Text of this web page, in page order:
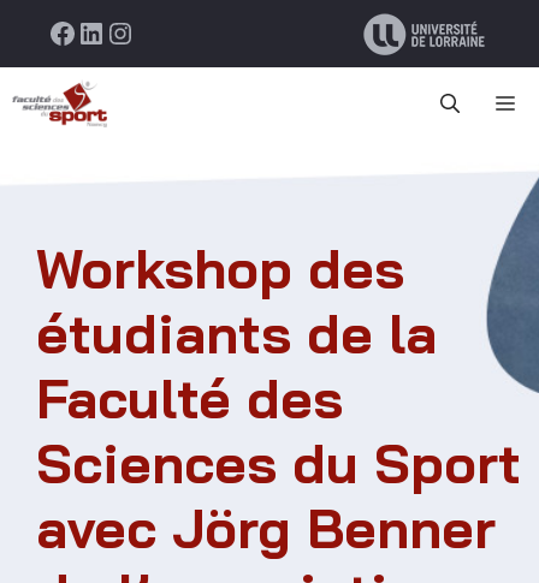
Facebook
LinkedIn
Instagram
Workshop des
étudiants de la
Faculté des
Sciences du Sport
avec Jörg Benner